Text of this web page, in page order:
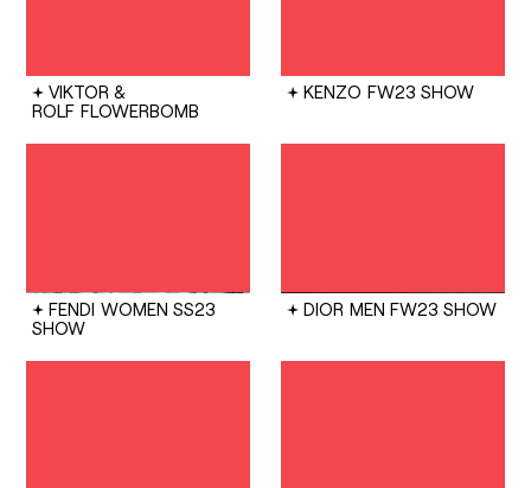
VIKTOR &
ROLF FLOWERBOMB
KENZO FW23 SHOW
FENDI WOMEN SS23
SHOW
DIOR MEN FW23 SHOW